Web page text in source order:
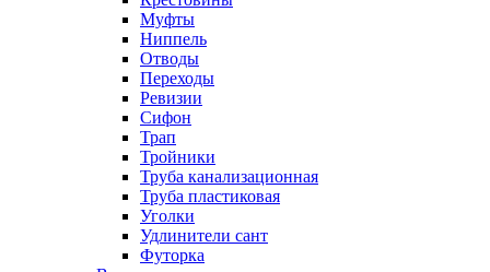
Муфты
Ниппель
Отводы
Переходы
Ревизии
Сифон
Трап
Тройники
Труба канализационная
Труба пластиковая
Уголки
Удлинители сант
Футорка